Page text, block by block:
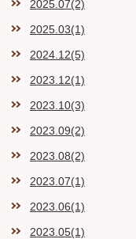
2025.07(2)
2025.03(1)
2024.12(5)
2023.12(1)
2023.10(3)
2023.09(2)
2023.08(2)
2023.07(1)
2023.06(1)
2023.05(1)